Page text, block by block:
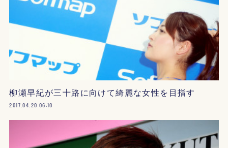
柳瀬早紀が三十路に向けて綺麗な女性を目指す
2017.04.20 06:10